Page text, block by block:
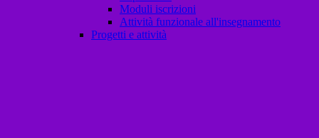
Moduli iscrizioni
Attività funzionale all'insegnamento
Progetti e attività